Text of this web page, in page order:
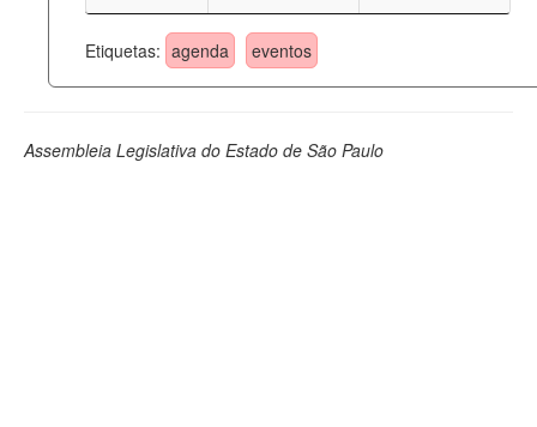
Legislação
Etiquetas: agenda eventos
Assembleia Legislativa do Estado de São Paulo